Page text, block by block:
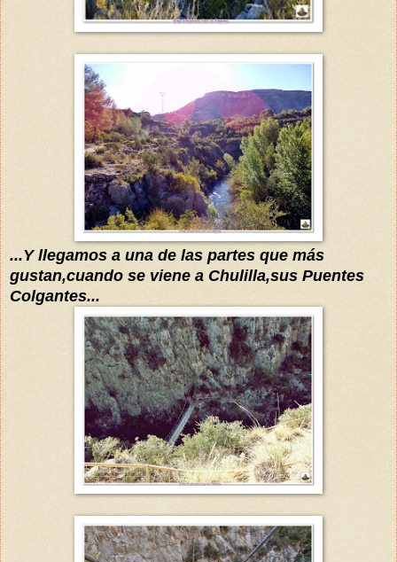
...Y llegamos a una de las partes que más
gustan,cuando se viene a Chulilla,sus Puentes
Colgantes...